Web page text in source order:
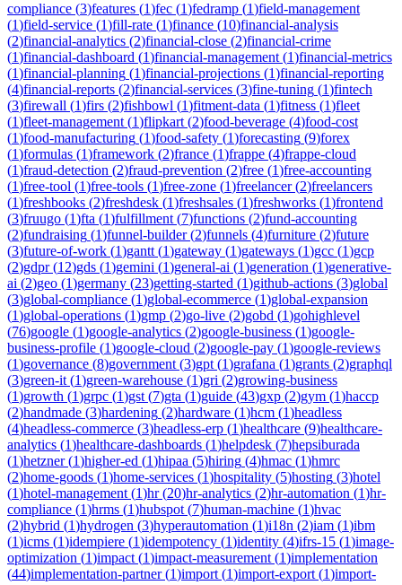
compliance (3)features (1)fec (1)fedramp (1)field-management
(1)field-service (1)fill-rate (1)finance (10)financial-analysis
(2)financial-analytics (2)financial-close (2)financial-crime
(1)financial-dashboard (1)financial-management (1)financial-metrics
(1)financial-planning (1)financial-projections (1)financial-reporting
(4)financial-reports (2)financial-services (3)fine-tuning (1)fintech
(3)firewall (1)firs (2)fishbowl (1)fitment-data (1)fitness (1)fleet
(1)fleet-management (1)flipkart (2)food-beverage (4)food-cost
(1)food-manufacturing (1)food-safety (1)forecasting (9)forex
(1)formulas (1)framework (2)france (1)frappe (4)frappe-cloud
(1)fraud-detection (2)fraud-prevention (2)free (1)free-accounting
(1)free-tool (1)free-tools (1)free-zone (1)freelancer(2)freelancers
(1)freshbooks (2)freshdesk (1)freshsales (1)freshworks (1)frontend
(3)fruugo (1)fta (1)fulfillment (7)functions (2)fund-accounting
(2)fundraising (1)funnel-builder(2)funnels (4)furniture (2)future
(3)future-of-work (1)gantt (1)gateway (1)gateways (1)gcc (1)gcp
(2)gdpr(12)gds (1)gemini (1)general-ai (1)generation (1)generative-
ai (2)geo (1)germany (23)getting-started (1)github-actions (3)global
(3)global-compliance (1)global-ecommerce (1)global-expansion
(1)global-operations (1)gmp (2)go-live (2)gobd (1)gohighlevel
(76)google (1)google-analytics (2)google-business (1)google-
business-profile (1)google-cloud (2)google-pay (1)google-reviews
(1)governance (8)government (3)gpt (1)grafana (1)grants (2)graphql
(3)green-it (1)green-warehouse (1)gri (2)growing-business
(1)growth (1)grpc (1)gst (7)gta (1)guide (43)gxp (2)gym (1)haccp
(2)handmade (3)hardening (2)hardware (1)hcm (1)headless
(4)headless-commerce (3)headless-erp (1)healthcare (9)healthcare-
analytics (1)healthcare-dashboards (1)helpdesk (7)hepsiburada
(1)hetzner(1)higher-ed (1)hipaa (5)hiring (4)hmac (1)hmrc
(2)home-goods (1)home-services (1)hospitality (5)hosting (3)hotel
(1)hotel-management (1)hr(20)hr-analytics (2)hr-automation (1)hr-
compliance (1)hrms (1)hubspot (7)human-machine (1)hvac
(2)hybrid (1)hydrogen (3)hyperautomation (1)i18n (2)iam (1)ibm
(1)icms (1)idempiere (1)idempotency (1)identity (4)ifrs-15 (1)image-
optimization (1)impact (1)impact-measurement (1)implementation
(44)implementation-partner(1)import (1)import-export (1)import-